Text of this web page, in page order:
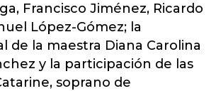
Francisco Jiménez, Ricardo
López-Gómez; la
de la maestra Diana Carolina
y la participación de las
soprano de